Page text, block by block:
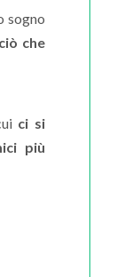
sogno
che
ci si
più